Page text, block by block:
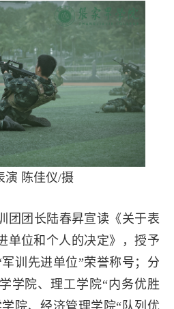
演 陈佳仪/摄
团团长陆春昇宣读《关于表
单位和个人的决定》，授予
训先进单位”荣誉称号；分
学院、理工学院“内务优胜
院、经济管理学院“队列优